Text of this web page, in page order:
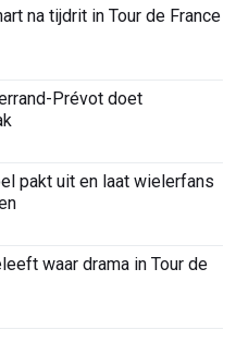
na tijdrit in Tour de France
Prévot doet
pakt uit en laat wielerfans
waar drama in Tour de